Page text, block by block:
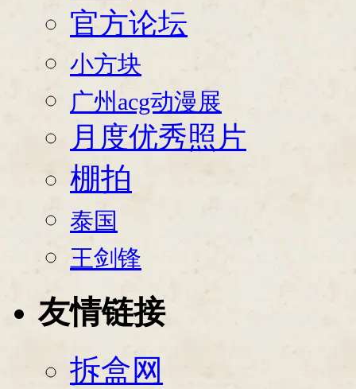
官方论坛
小方块
广州acg动漫展
月度优秀照片
棚拍
泰国
王剑锋
友情链接
拆盒网